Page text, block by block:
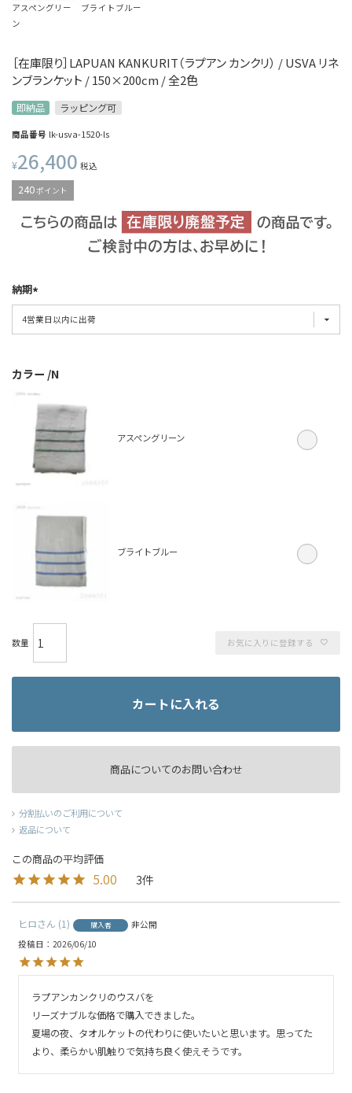
［在庫限り］LAPUAN KANKURIT（ラプアン カンクリ） / USVA リネ
ンブランケット / 150×200cm / 全2色
アスペングリー
ン
ブライトブルー
即納品 ラッピング可
商品番号 lk-usva-1520-ls
¥26,400 税込
240ポイント
納期
カラー N
アスペングリーン
ブライトブルー
お気に入りに登録する
カートに入れる
商品についてのお問い合わせ
分割払いのご利用について
返品について
5.00 3
ヒロ 1 購入者
非公開
投稿日
2026/06/10
ラプアンカンクリのウスバを
リーズナブルな価格で購入できました。
夏場の夜、タオルケットの代わりに使いたいと思います。思ってた
より、柔らかい肌触りで気持ち良く使えそうです。